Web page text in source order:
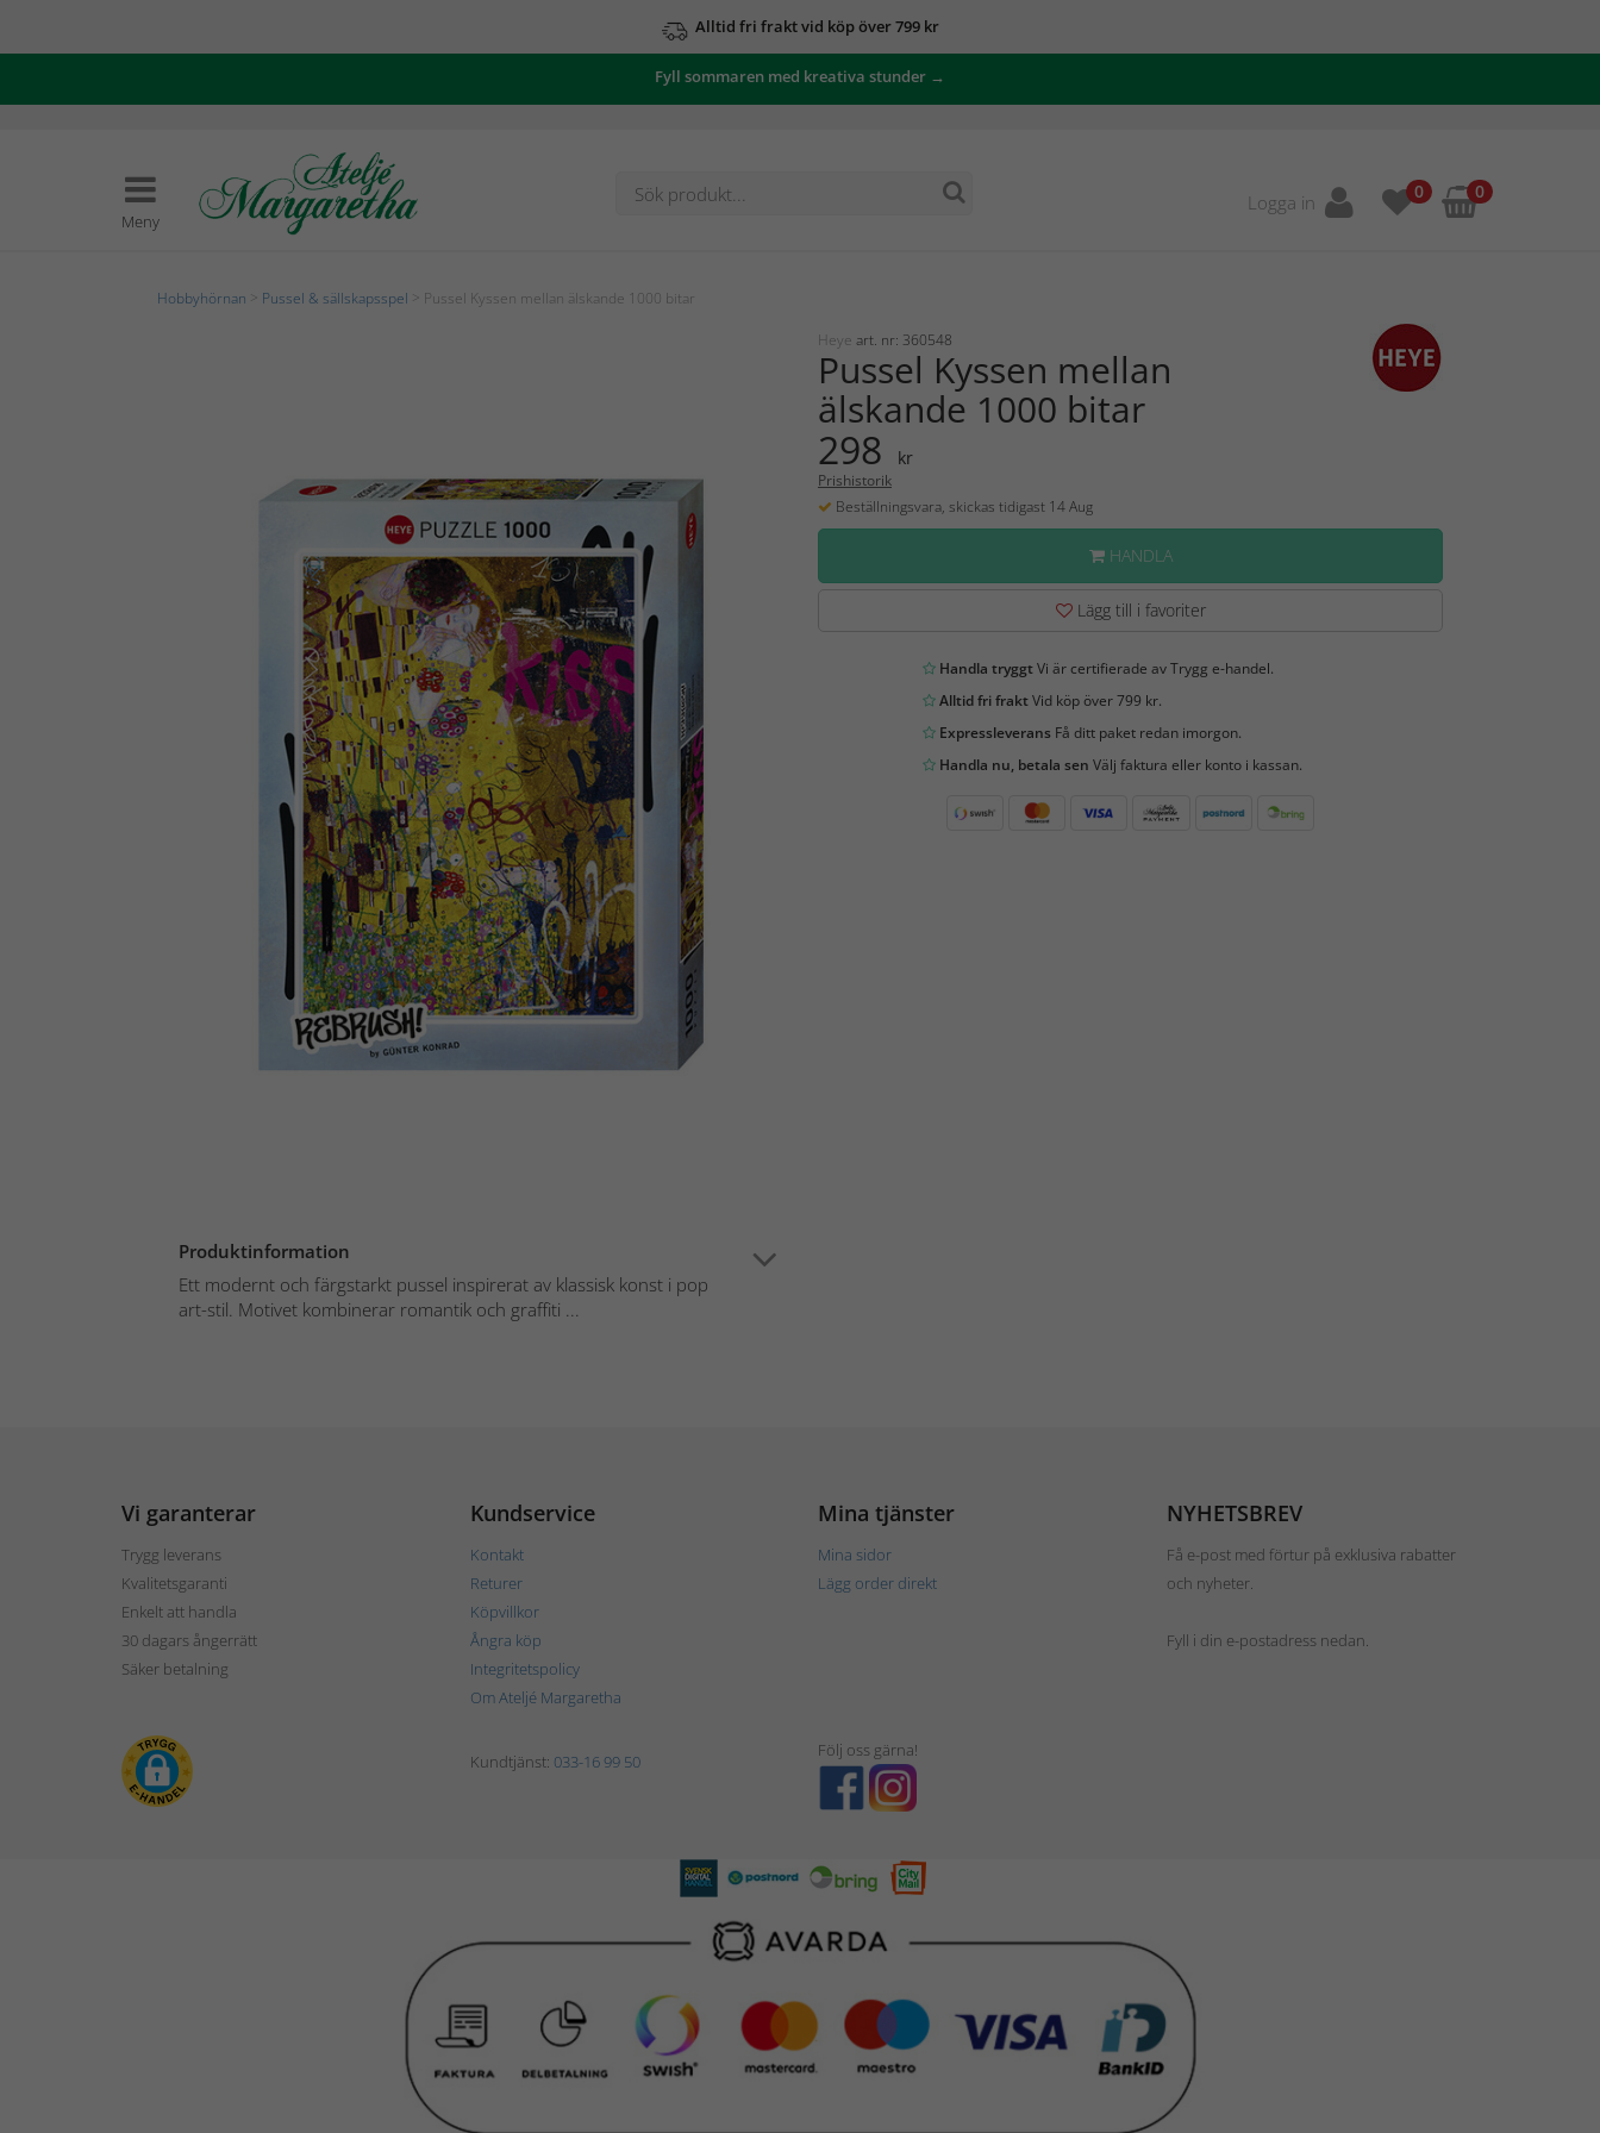
Alltid fri frakt vid köp över 799 kr
Fyll sommaren med kreativa stunder →
Meny
Logga in 0 0
Hobbyhörnan Pussel & sällskapsspel > Pussel Kyssen mellan älskande 1000 bitar
Produktinformation
Ett modernt och färgstarkt pussel inspirerat av klassisk konst i pop
art-stil. Motivet kombinerar romantik och graffiti ...
Heye art. nr: 360548
Pussel Kyssen mellan
älskande 1000 bitar
298 kr
Prishistorik
Beställningsvara, skickas tidigast 14 Aug
HANDLA
Lägg till i favoriter
Handla tryggtVi är certifierade av Trygg e-handel.
Alltid fri fraktVid köp över 799 kr.
ExpressleveransFå ditt paket redan imorgon.
Handla nu, betala sen Välj faktura eller konto i kassan.
Vi garanterar
Trygg leverans
Kvalitetsgaranti
Enkelt att handla
30 dagars ångerrätt
Säker betalning
Kundservice
Kontakt
Returer
Köpvillkor
Ångra köp
Integritetspolicy
Om Ateljé Margaretha
Mina tjänster
Mina sidor
Lägg order direkt
NYHETSBREV
Få e-post med förtur på exklusiva rabatter
och nyheter.
Fyll i din e-postadress nedan.
Kundtjänst: 033-16 99 50
Följ oss gärna!